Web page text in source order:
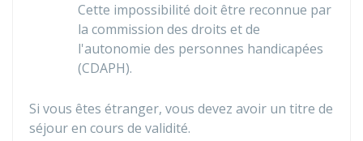
Cette impossibilité doit être reconnue par
la commission des droits et de
l'autonomie des personnes handicapées
(CDAPH).
Si vous êtes étranger, vous devez avoir un titre de
séjour en cours de validité.